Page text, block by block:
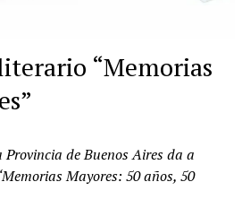
“Memorias
de Buenos Aires da a
Mayores: 50 años, 50